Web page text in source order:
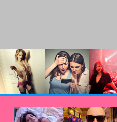
& Chismes de
celebridades
Fotos, videos
& exposees